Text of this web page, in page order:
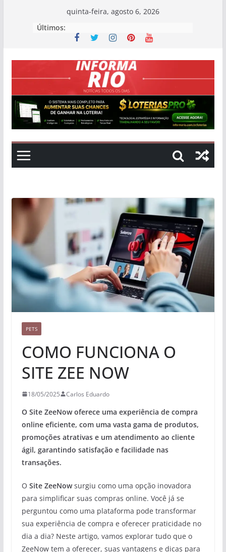
quinta-feira, agosto 6, 2026
Últimos:
PETS
COMO FUNCIONA O
SITE ZEE NOW
18/05/2025 Carlos Eduardo
O Site ZeeNow oferece uma experiência de compra
online eficiente, com uma vasta gama de produtos,
promoções atrativas e um atendimento ao cliente
ágil, garantindo satisfação e facilidade nas
transações.
O Site ZeeNowsurgiu como uma opção inovadora
para simplificar suas compras online. Você já se
perguntou como uma plataforma pode transformar
sua experiência de compra e oferecer praticidade no
dia a dia? Neste artigo, vamos explorar tudo que o
ZeeNow tem a oferecer, suas vantagens e dicas para